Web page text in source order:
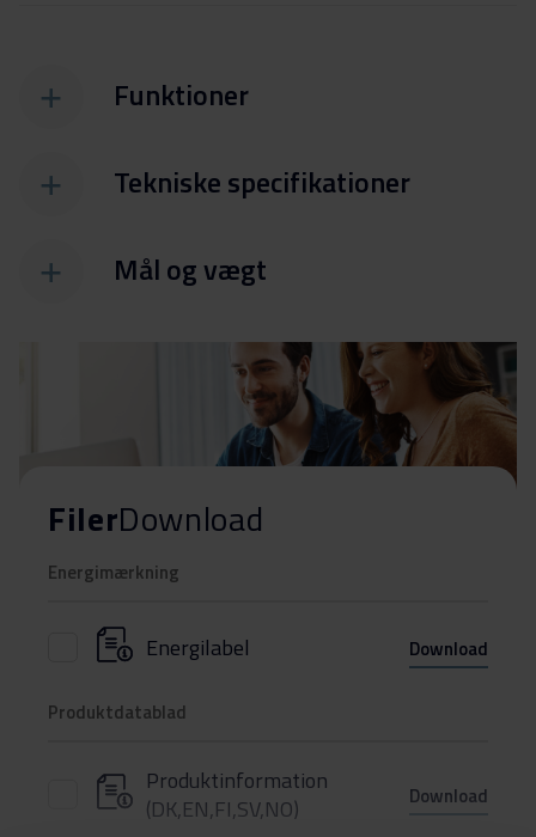
Funktioner
Tekniske specifikationer
Mål og vægt
FilerDownload
Energimærkning
Energilabel Download
Produktdatablad
Produktinformation
(DK,EN,FI,SV,NO)
Download